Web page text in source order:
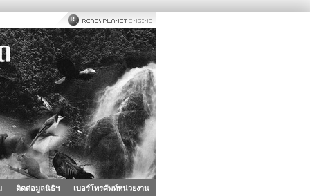
ติดต่อมูลนิธิฯ เบอร์โทรศัพท์หน่วยงาน